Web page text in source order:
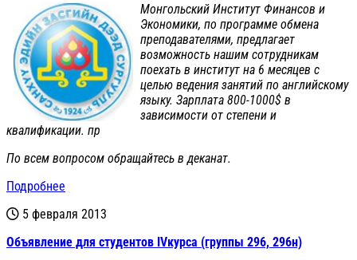
Монгольский Институт Финансов и
Экономики, по программе обмена
преподавателями, предлагает
возможность нашим сотрудникам
поехать в институт на 6 месяцев с
целью ведения занятий по английскому
языку. Зарплата 800-1000$ в
зависимости от степени и
квалификации. пр
По всем вопросом обращайтесь в деканат.
Подробнее
5 февраля 2013
Объявление для студентов IVкурса (группы 296, 296н)